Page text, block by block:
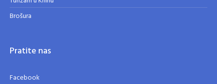
Brošura
Pratite nas
Facebook